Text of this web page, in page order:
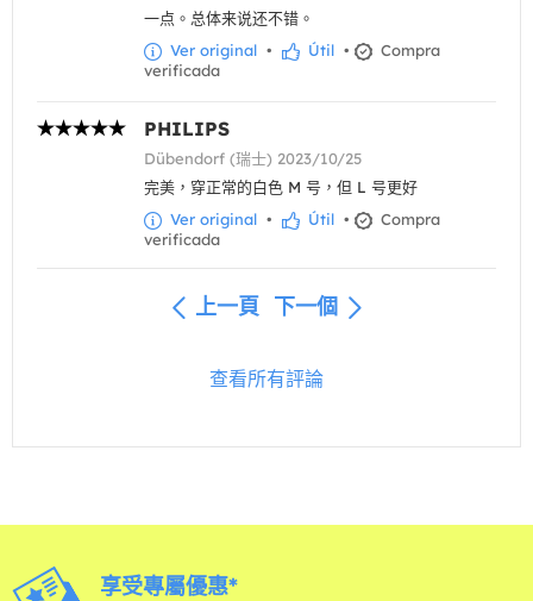
一点。总体来说还不错。
Ver original • Útil •
Compra
verificada
PHILIPS
Dübendorf (瑞士) 2023/10/25
完美，穿正常的白色 M 号，但 L 号更好
Ver original • Útil •
Compra
verificada
上一頁 下一個
查看所有評論
享受專屬優惠*